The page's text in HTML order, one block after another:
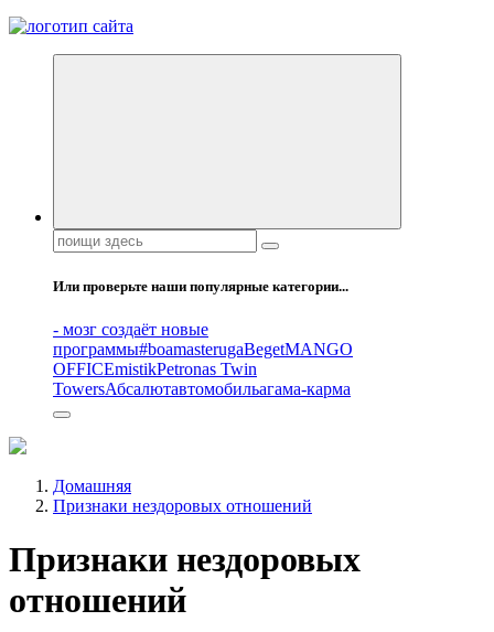
Все самое интересное, вдохновляющее и тайное внутри.
Поиск:
Или проверьте наши популярные категории...
- мозг создаёт новые
программы#boamasterugaBegetMANGO
OFFICEmistikPetronas Twin
TowersАбсалютавтомобильагама-карма
Домашняя
Признаки нездоровых отношений
Признаки нездоровых
отношений